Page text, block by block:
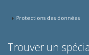
Protections des données
Trouver un